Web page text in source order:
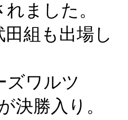
ました。
田組も出場し
ズワルツ
決勝入り。